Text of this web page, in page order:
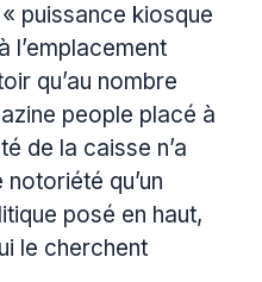
puissance kiosque
l’emplacement
qu’au nombre
people placé à
de la caisse n’a
qu’un
posé en haut,
le cherchent